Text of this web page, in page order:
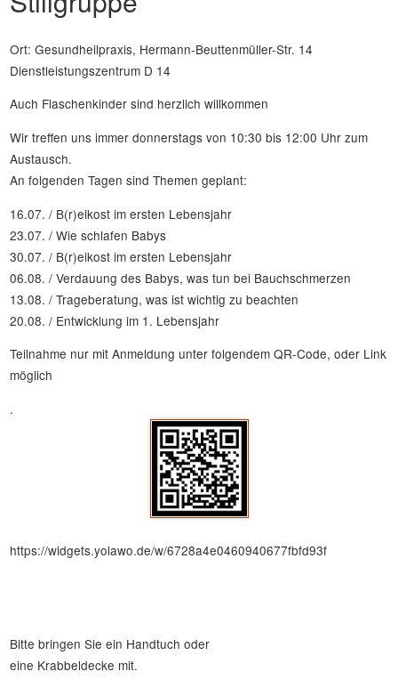
Ort: Gesundheilpraxis, Hermann-Beuttenmüller-Str. 14
Dienstleistungszentrum D 14
Auch Flaschenkinder sind herzlich willkommen
Wir treffen uns immer donnerstags von 10:30 bis 12:00 Uhr zum
Austausch.
An folgenden Tagen sind Themen geplant:
16.07. / B(r)eikost im ersten Lebensjahr
23.07. / Wie schlafen Babys
30.07. / B(r)eikost im ersten Lebensjahr
06.08. / Verdauung des Babys, was tun bei Bauchschmerzen
13.08. / Trageberatung, was ist wichtig zu beachten
20.08. / Entwicklung im 1. Lebensjahr
Teilnahme nur mit Anmeldung unter folgendem QR-Code, oder Link
möglich
.
https://widgets.yolawo.de/w/6728a4e0460940677fbfd93f
Bitte bringen Sie ein Handtuch oder
eine Krabbeldecke mit.